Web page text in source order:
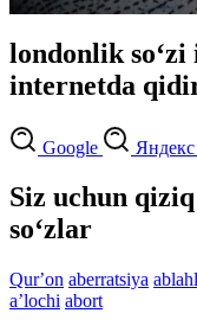
londonlik
internetda
Google Яндекс
Siz uchun
so‘zlar
Qurʼon aberratsiya
aʼlochi abort